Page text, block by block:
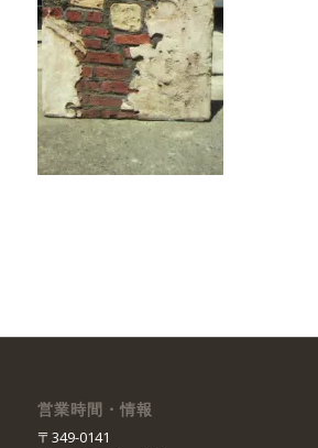
営業時間・情報
〒349-0141